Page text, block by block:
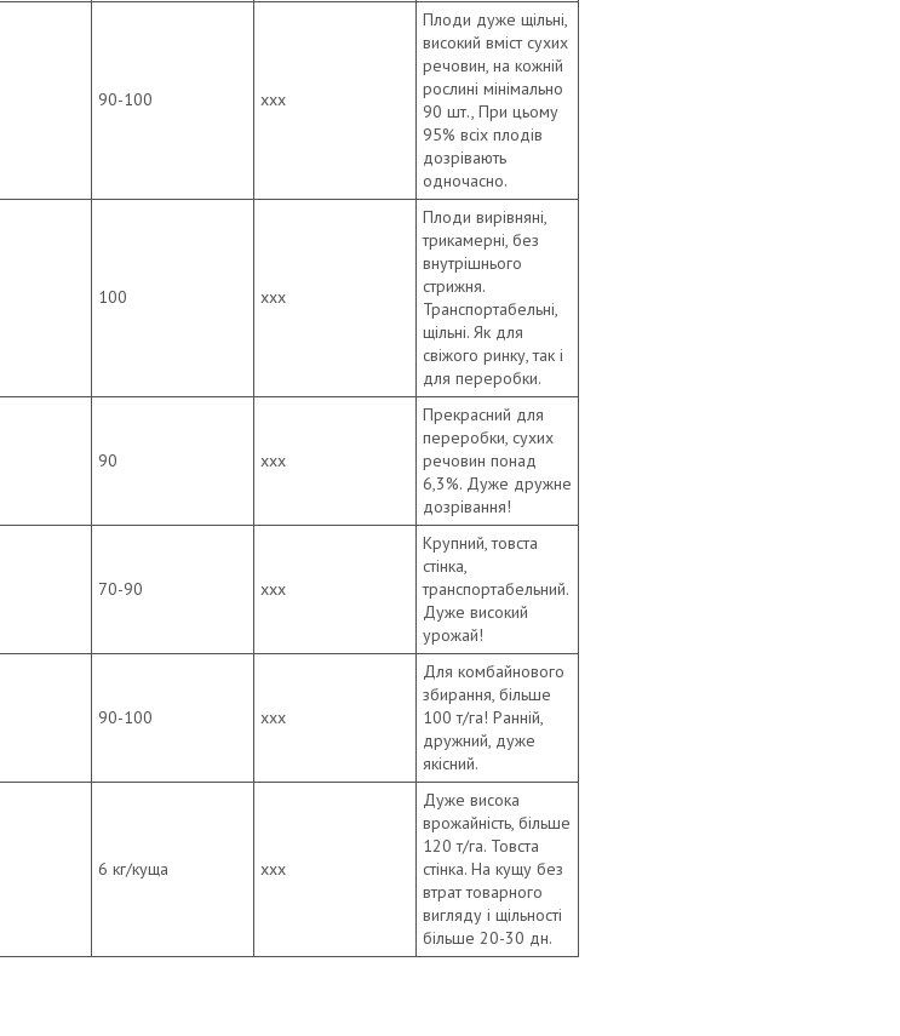
90-100 ххх
Плоди дуже щільні,
високий вміст сухих
речовин, на кожній
рослині мінімально
90 шт., При цьому
95% всіх плодів
дозрівають
одночасно.
100 ххх
Плоди вирівняні,
трикамерні, без
внутрішнього
стрижня.
Транспортабельні,
щільні. Як для
свіжого ринку, так і
для переробки.
90 ххх
Прекрасний для
переробки, сухих
речовин понад
6,3%. Дуже дружне
дозрівання!
70-90 ххх
Крупний, товста
стінка,
транспортабельний.
Дуже високий
урожай!
90-100 ххх
Для комбайнового
збирання, більше
100 т/га! Ранній,
дружний, дуже
якісний.
6 кг/куща ххх
Дуже висока
врожайність, більше
120 т/га. Товста
стінка. На кущу без
втрат товарного
вигляду і щільності
більше 20-30 дн.